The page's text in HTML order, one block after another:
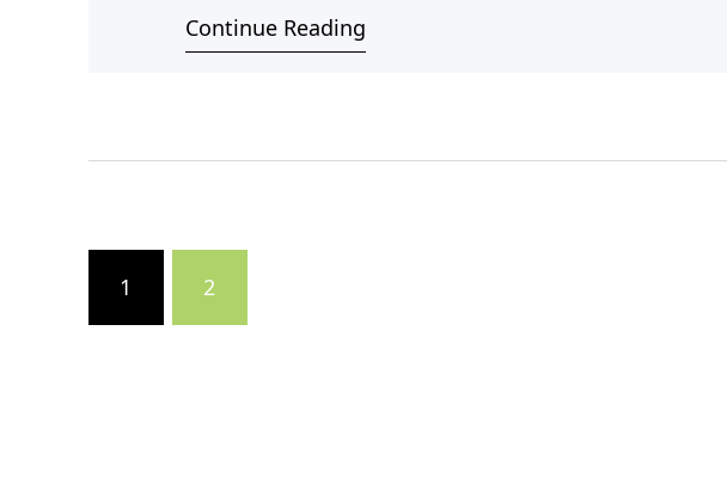
aufzusteigen und das gesteckte Saisonziel zu
Continue Reading
1 2